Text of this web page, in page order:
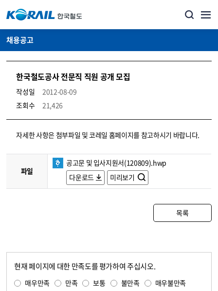
채용공고
한국철도공사 전문직 직원 공개 모집
작성일
2012-08-09
조회수
21,426
코레일소개_경영공시_채용공고 상세보기 – 내용, 파일, 담당자 연락처로 구성
자세한 사항은 첨부파일 및 코레일 홈페이지를 참고하시기 바랍니다.
파일
공고문 및 입사지원서(120809).hwp
다운로드
미리보기
목록
현재 페이지에 대한 만족도를 평가하여 주십시오.
매우만족 만족 보통 불만족 매우불만족